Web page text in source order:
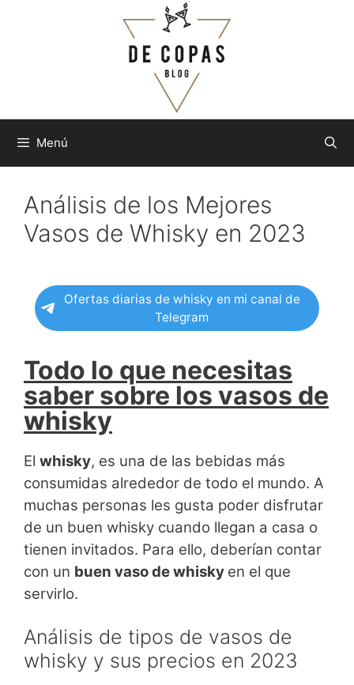
Menú
Análisis de los Mejores
Vasos de Whisky en 2023
Ofertas diarias de whisky en mi canal de
Telegram
Todo lo que necesitas
saber sobre los vasos de
whisky
El whisky, es una de las bebidas más
consumidas alrededor de todo el mundo. A
muchas personas les gusta poder disfrutar
de un buen whisky cuando llegan a casa o
tienen invitados. Para ello, deberían contar
con un buen vaso de whisky en el que
servirlo.
Análisis de tipos de vasos de
whisky y sus precios en 2023